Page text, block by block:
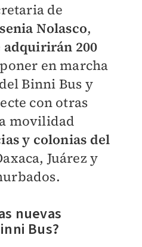
de
Nolasco,
adquirirán 200
en marcha
Binni Bus y
con otras
movilidad
y colonias del
Juárez y
nuevas
Bus?